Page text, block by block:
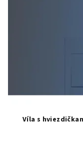
Víla s